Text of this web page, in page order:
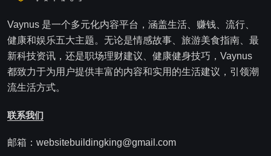
Vaynus 是一个多元化内容平台，涵盖生活、赚钱、流行、
健康和娱乐五大主题。无论是情感故事、旅游美食指南、最
新科技资讯，还是职场理财建议、健康健身技巧，Vaynus
都致力于为用户提供丰富的内容和实用的生活建议，引领潮
流生活方式。
联系我们
邮箱：websitebuildingking@gmail.com